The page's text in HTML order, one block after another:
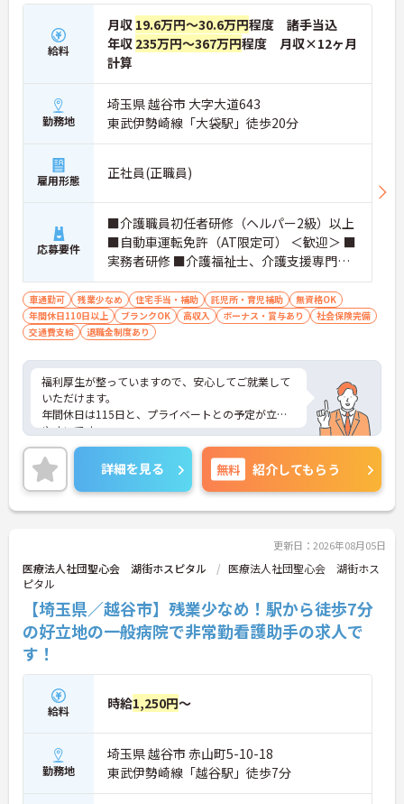
【費用負担なしで資格取得とキャリアアップが目指
せます】
・資格取得費用を法人が負担し、外部研修も勤務時
間内に受講できる充実したスキルアップ支援があり
ます ・多彩な事業展開を活かした抜擢人事や若手の
管理者登用実績があり、キャリアの幅を大きく広げ
ていけます
給料
月収 19.6万円～30.6万円程度 諸手当込
年収 235万円～367万円程度 月収×12ヶ月
計算
勤務地
埼玉県 越谷市 大字大道643
東武伊勢崎線「大袋駅」徒歩20分
雇用形態 正社員(正職員)
応募要件
■介護職員初任者研修（ヘルパー2級）以上
■自動車運転免許（AT限定可） ＜歓迎＞ ■
実務者研修 ■介護福祉士、介護支援専門員
など ■有料老人ホーム/グループホーム/サ
高住/訪問介護/病院等での介護やリハビ リ
スタッフ経験
車通勤可 残業少なめ 住宅手当・補助 託児所・育児補助
無資格OK
年間休日110日以上
ブランクOK 高収入 ボーナス・賞与あり
社会保険完備
交通費支給
退職金制度あり
福利厚生が整っていますので、安心してご就業して
いただけます。
年間休日は115日と、プライベートとの予定が立て
やすいです。
また先輩スタッフさんが丁寧に教えますので、ブラ
ンクのある方、経験に自信がない方でも歓迎です♪
ご興味のある方には、面接対策ポイントなど、さら
に詳細をお話しいたしますので、お気軽にご相談く
ださい。
詳細を見る 無料 紹介してもらう
更新日：2026年08月05日
医療法人社団聖心会 湖街ホスピタル
医療法人社団聖心会 湖街ホス
ピタル
【埼玉県／越谷市】残業少なめ！駅から徒歩7分
の好立地の一般病院で非常勤看護助手の求人で
す！
給料 時給1,250円～
勤務地
埼玉県 越谷市 赤山町5-10-18
東武伊勢崎線「越谷駅」徒歩7分